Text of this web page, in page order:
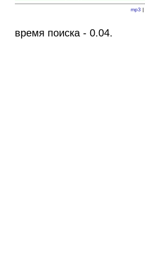
mp3 |
время поиска - 0.04.